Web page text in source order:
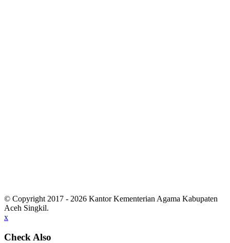
© Copyright 2017 - 2026 Kantor Kementerian Agama Kabupaten
Aceh Singkil.
x
Check Also